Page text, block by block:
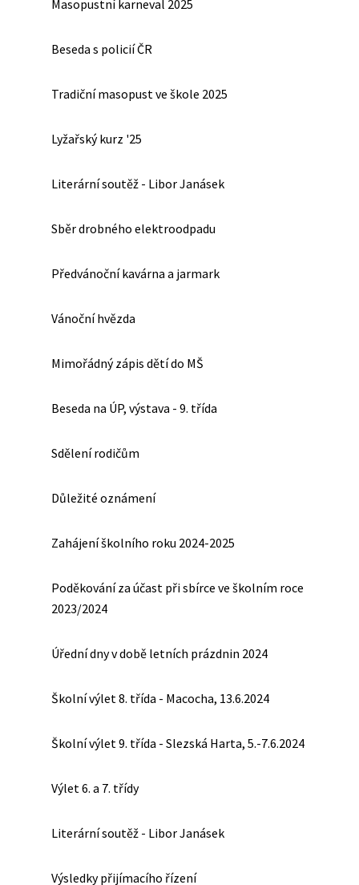
Masopustní karneval 2025
Beseda s policií ČR
Tradiční masopust ve škole 2025
Lyžařský kurz '25
Literární soutěž - Libor Janásek
Sběr drobného elektroodpadu
Předvánoční kavárna a jarmark
Vánoční hvězda
Mimořádný zápis dětí do MŠ
Beseda na ÚP, výstava - 9. třída
Sdělení rodičům
Důležité oznámení
Zahájení školního roku 2024-2025
Poděkování za účast při sbírce ve školním roce
2023/2024
Úřední dny v době letních prázdnin 2024
Školní výlet 8. třída - Macocha, 13.6.2024
Školní výlet 9. třída - Slezská Harta, 5.-7.6.2024
Výlet 6. a 7. třídy
Literární soutěž - Libor Janásek
Výsledky přijímacího řízení